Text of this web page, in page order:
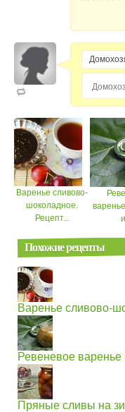
Варенье сливово-
шоколадное.
Рецепт...
Похожие рецепты
Варенье сливово-
Ревеневое варенье
Пряные сливы на